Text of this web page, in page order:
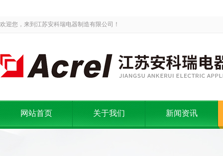
欢迎您，来到江苏安科瑞电器制造有限公司！
网站首页 关于我们 新闻资讯